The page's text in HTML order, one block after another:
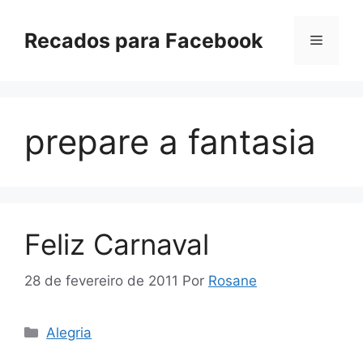
paraRecados para Facebook Menu
prepare a fantasia
Feliz Carnaval
28 de fevereiro de 2011 Por Rosane
Categorias
Alegria